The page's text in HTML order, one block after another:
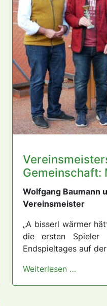
Gemeinschaft:
Wolfgang Baumann
Vereinsmeister
„A bisserl wärmer
die ersten Spieler
Endspieltages auf
Weiterlesen …